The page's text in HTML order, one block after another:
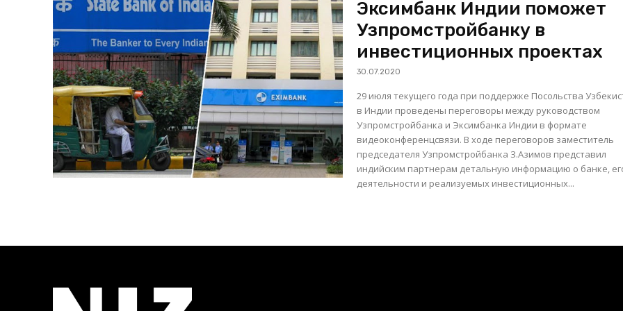
Эксимбанк Индии поможет
Узпромстройбанку в
инвестиционных проектах
30.07.2020
29 июля текущего года при поддержке Посольства
в Индии проведены переговоры между руководством
Узпромстройбанка и Эксимбанка Индии в формате
видеоконференцсвязи. В ходе переговоров заместитель
председателя Узпромстройбанка З.Азимов представил
индийским партнерам детальную информацию о банке,
деятельности и реализуемых инвестиционных...